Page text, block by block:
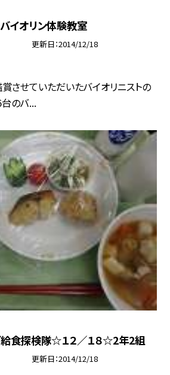
バイオリン体験教室
更新日 2014/12/18
させていただいたバイオリニストの
のバ...
給食探検隊☆１２／１８☆2年2組
更新日 2014/12/18